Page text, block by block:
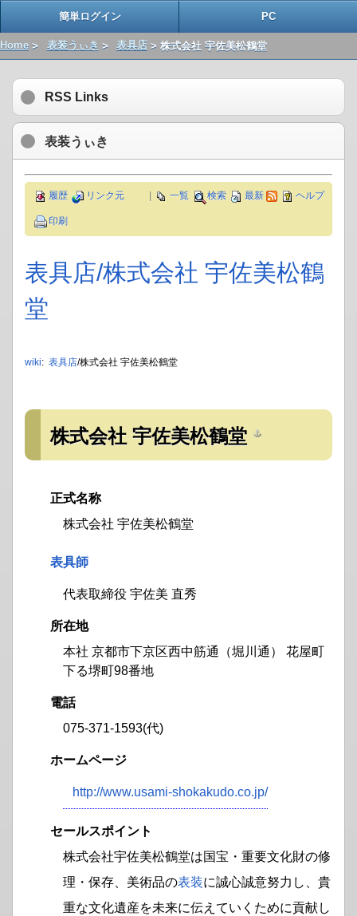
簡単ログイン PC
Home > 表装うぃき > 表具店 > 株式会社 宇佐美松鶴堂
RSS Links
表装うぃき
一覧 検索 最新 ヘルプ
履歴 リンク元
印刷
表具店​/株式会社 宇佐美松鶴
堂
wiki: 表具店/株式会社 宇佐美松鶴堂
株式会社 宇佐美松鶴堂
正式名称
株式会社 宇佐美松鶴堂
表具師
代表取締役 宇佐美 直秀
所在地
本社 京都市下京区西中筋通（堀川通） 花屋町
下る堺町98番地
電話
075-371-1593(代)
ホームページ
http://www.usami-shokakudo.co.jp/
セールスポイント
株式会社宇佐美松鶴堂は国宝・重要文化財の修
理・保存、美術品の表装に誠心誠意努力し、貴
重な文化遺産を未来に伝えていくために貢献し